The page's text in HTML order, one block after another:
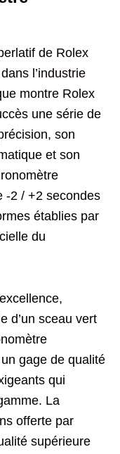
de Rolex
l’industrie
montre Rolex
une série de
son
et son
-2 / +2 secondes
établies par
du
d’un sceau vert
gage de qualité
qui
La
offerte par
supérieure